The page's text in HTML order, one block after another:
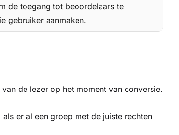
de toegang tot beoordelaars te
gebruiker aanmaken.
de lezer op het moment van conversie.
er al een groep met de juiste rechten